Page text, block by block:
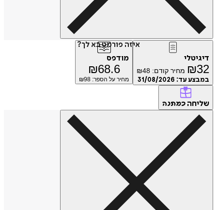
איזה פורמט בא לך?
דיגיטלי
₪32 מחיר קודם: ₪48
במבצע עד: 31/08/2026
מודפס
₪68.6
מחיר על הספר: ₪ 98
שליחה כמתנה